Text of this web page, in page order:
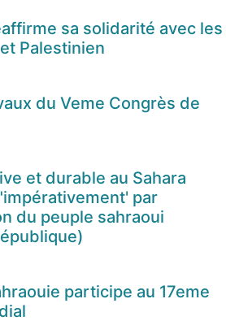
sa solidarité avec les
Palestinien
du Veme Congrès de
et durable au Sahara
par
du peuple sahraoui
participe au 17eme